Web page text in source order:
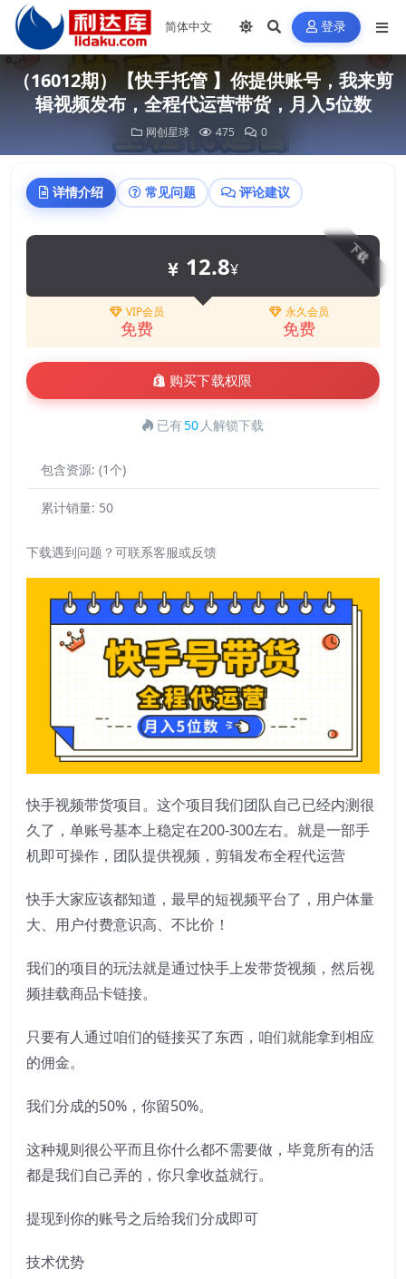
登录
（16012期）【快手托管 】你提供账号，我来剪
辑视频发布，全程代运营带货，月入5位数
网创星球 475 0
详情介绍 常见问题 评论建议
下载
12.8¥
VIP会员
免费
永久会员
免费
购买下载权限
已有50 人解锁下载
包含资源: (1个)
累计销量: 50
下载遇到问题？可联系客服或反馈
快手视频带货项目。这个项目我们团队自己已经内测很
久了，单账号基本上稳定在200-300左右。就是一部手
机即可操作，团队提供视频，剪辑发布全程代运营
快手大家应该都知道，最早的短视频平台了，用户体量
大、用户付费意识高、不比价！
我们的项目的玩法就是通过快手上发带货视频，然后视
频挂载商品卡链接。
只要有人通过咱们的链接买了东西，咱们就能拿到相应
的佣金。
我们分成的50%，你留50%。
这种规则很公平而且你什么都不需要做，毕竟所有的活
都是我们自己弄的，你只拿收益就行。
提现到你的账号之后给我们分成即可
技术优势